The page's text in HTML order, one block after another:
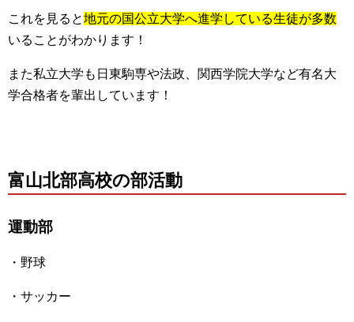
これを見ると地元の国公立大学へ進学している生徒が多数
いることがわかります！
また私立大学も日東駒専や法政、関西学院大学など有名大
学合格者を輩出しています！
富山北部高校の部活動
運動部
・野球
・サッカー